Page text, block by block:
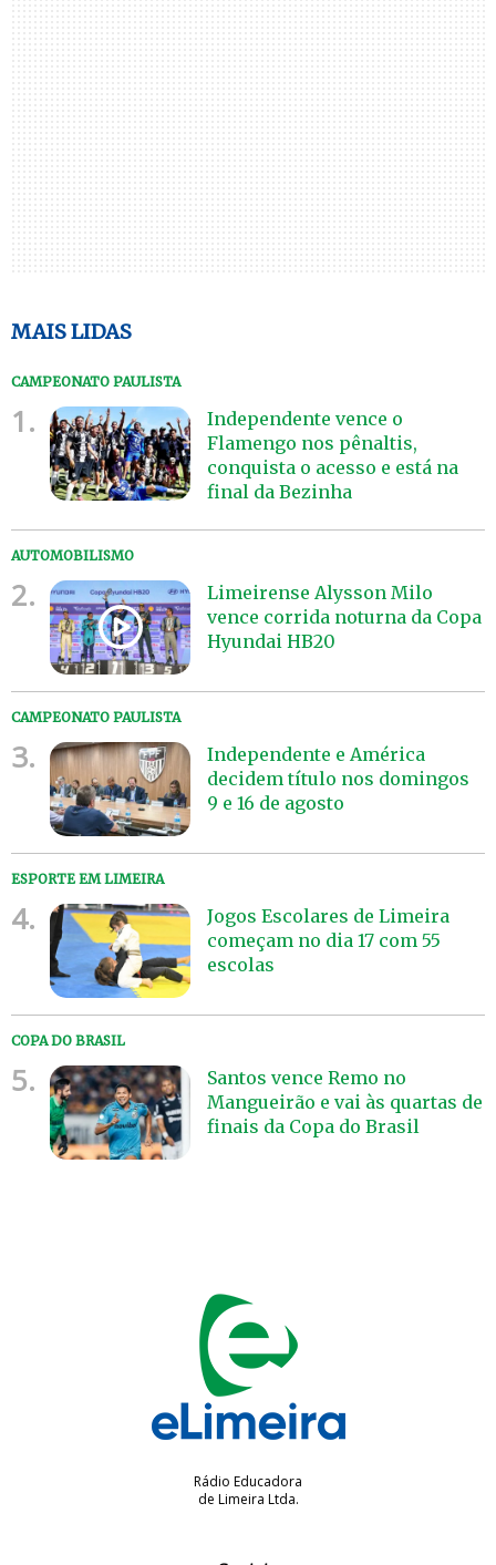
MAIS LIDAS
CAMPEONATO PAULISTA
1.
Independente vence o
Flamengo nos pênaltis,
conquista o acesso e está na
final da Bezinha
AUTOMOBILISMO
2.
Limeirense Alysson Milo
vence corrida noturna da Copa
Hyundai HB20
CAMPEONATO PAULISTA
3.
Independente e América
decidem título nos domingos
9 e 16 de agosto
ESPORTE EM LIMEIRA
4.
Jogos Escolares de Limeira
começam no dia 17 com 55
escolas
COPA DO BRASIL
5.
Santos vence Remo no
Mangueirão e vai às quartas de
finais da Copa do Brasil
Rádio Educadora
de Limeira Ltda.